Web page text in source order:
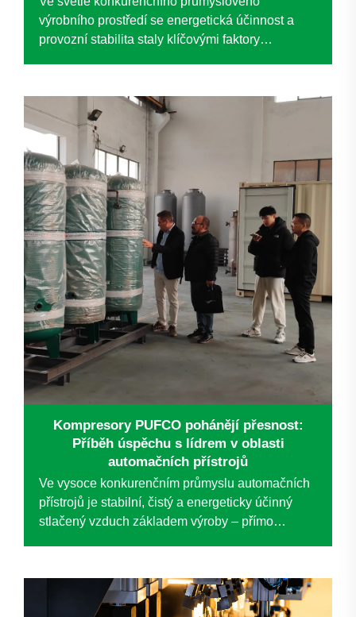
výrobního prostředí se energetická účinnost a
provozní stabilita staly klíčovými faktory
problémům spojeným se zastaralým systémem
stlačeného vzduchu...
Kompresory PUFCO pohánějí přesnost:
Příběh úspěchu s lídrem v oblasti
automačních přístrojů
Ve vysoce konkurenčním průmyslu automačních
přístrojů je stabilní, čistý a energeticky účinný
stlačený vzduch základem výroby – přímo
renomovaný...